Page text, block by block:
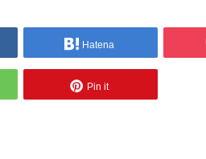
Hatena
Pin it